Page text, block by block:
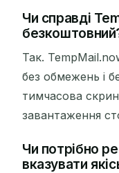
Чи справді
Так.
без обмежень і
тимчасова
завантаження
Чи потрібно
вказувати